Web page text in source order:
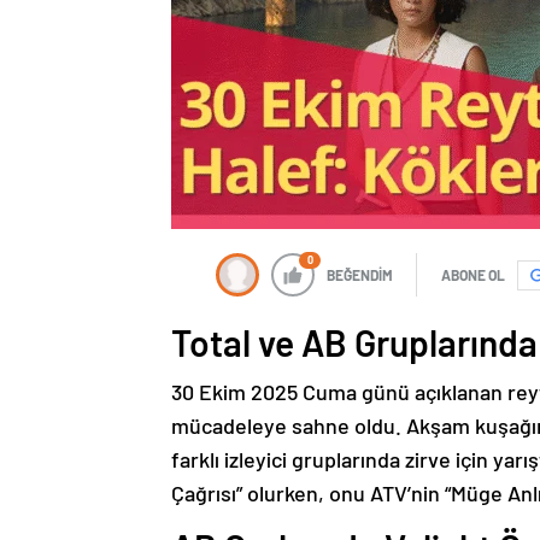
0
BEĞENDİM ABONE OL
Total ve AB
30 Ekim 2025 Cuma günü açıklanan
mücadeleye sahne oldu. Akşam
farklı izleyici gruplarında zirve için
Çağrısı” olurken, onu ATV’nin “Müge